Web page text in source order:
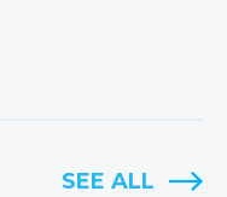
SEE ALL